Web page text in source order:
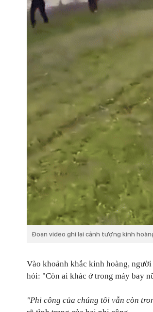
Đoạn video ghi lại cảnh tượng kinh
Vào khoảnh khắc kinh hoàng,
hỏi: "Còn ai khác ở trong máy bay
"Phi công của chúng tôi vẫn còn